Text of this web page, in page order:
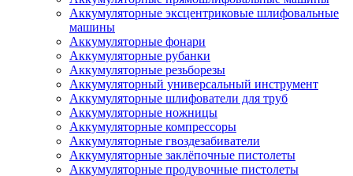
Аккумуляторные эксцентриковые шлифовальные
машины
Аккумуляторные фонари
Аккумуляторные рубанки
Аккумуляторные резьборезы
Аккумуляторный универсальный инструмент
Аккумуляторные шлифователи для труб
Аккумуляторные ножницы
Аккумуляторные компрессоры
Аккумуляторные гвоздезабиватели
Аккумуляторные заклёпочные пистолеты
Аккумуляторные продувочные пистолеты